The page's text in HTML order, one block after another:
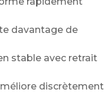
davantage de
stable avec retrait
discrètement